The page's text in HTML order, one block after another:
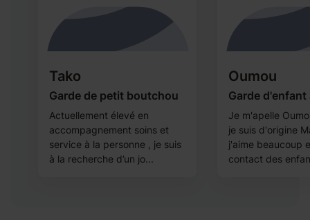
Tako
Garde de petit boutchou
Actuellement élevé en
accompagnement soins et
service à la personne , je suis
à la recherche d’un jo...
Oumou
Garde d'enfant
Je m'apelle
je suis d'origine
j'aime beaucoup
contact des